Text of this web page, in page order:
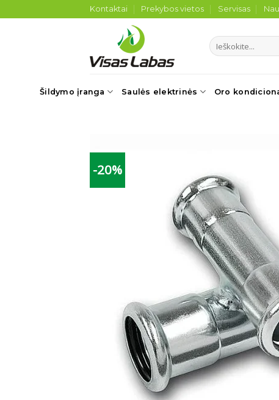
to
Kontaktai Prekybos vietos Servisas
Ieškoti:
Šildymo įranga Saulės elektrinės Oro
-20%